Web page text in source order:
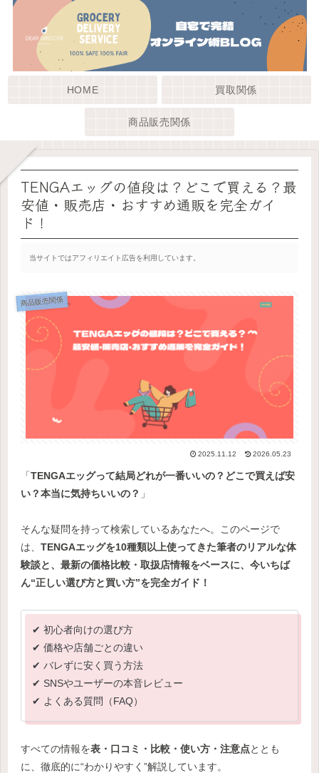
HOME 買取関係
商品販売関係
TENGAエッグの値段は？どこで買える？最
安値・販売店・おすすめ通販を完全ガイ
ド！
当サイトではアフィリエイト広告を利用しています。
商品販売関係
2025.11.12 2026.05.23
「TENGAエッグって結局どれが一番いいの？どこで買えば安
い？本当に気持ちいいの？ 」
そんな疑問を持って検索しているあなたへ。このページで
は、 TENGAエッグを10種類以上使ってきた筆者のリアルな体
験談と、最新の価格比較・取扱店情報をベースに、今いちば
ん“正しい選び方と買い方”を完全ガイド！
✔ 初心者向けの選び方
✔ 価格や店舗ごとの違い
✔ バレずに安く買う方法
✔ SNSやユーザーの本音レビュー
✔ よくある質問（FAQ）
すべての情報を表・口コミ・比較・使い方・注意点ととも
に、徹底的に“わかりやすく”解説しています。